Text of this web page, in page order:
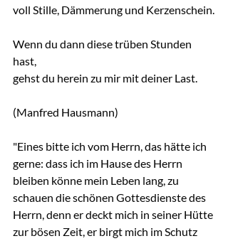
voll Stille, Dämmerung und Kerzenschein.
Wenn du dann diese trüben Stunden
hast,
gehst du herein zu mir mit deiner Last.
(Manfred Hausmann)
"Eines bitte ich vom Herrn, das hätte ich
gerne: dass ich im Hause des Herrn
bleiben könne mein Leben lang, zu
schauen die schönen Gottesdienste des
Herrn, denn er deckt mich in seiner Hütte
zur bösen Zeit, er birgt mich im Schutz